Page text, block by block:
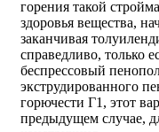
горения такой
здоровья вещества,
заканчивая
справедливо, только
беспрессовый
экструдированного
горючести Г1, этот
предыдущем случае,